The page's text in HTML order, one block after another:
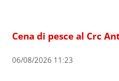
Cena di pesce al Crc
06/08/2026 11:23